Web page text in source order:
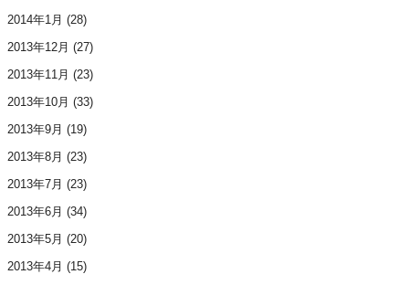
2014年1月 (28)
2013年12月 (27)
2013年11月 (23)
2013年10月 (33)
2013年9月 (19)
2013年8月 (23)
2013年7月 (23)
2013年6月 (34)
2013年5月 (20)
2013年4月 (15)